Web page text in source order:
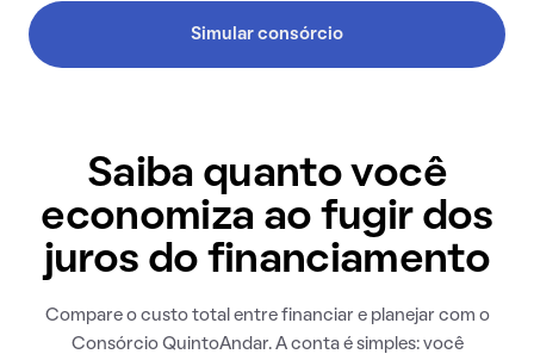
Simular consórcio
Saiba quanto você
economiza ao fugir dos
juros do financiamento
Compare o custo total entre financiar e planejar com o
Consórcio QuintoAndar. A conta é simples: você